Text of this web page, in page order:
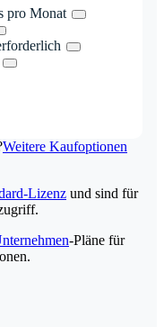
pro Monat
Weitere Kaufoptionen
Lizenz und sind für
-Pläne für